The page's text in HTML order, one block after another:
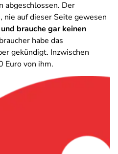
abgeschlossen. Der
nie auf dieser Seite gewesen
brauche gar keinen
habe das
gekündigt. Inzwischen
Euro von ihm.